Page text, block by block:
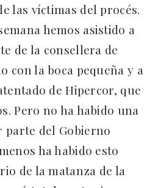
las víctimas del procés.
hemos asistido a
de la consellera de
con la boca pequeña y a
de Hipercor, que
Pero no ha habido una
parte del Gobierno
ha habido esto
de la matanza de la